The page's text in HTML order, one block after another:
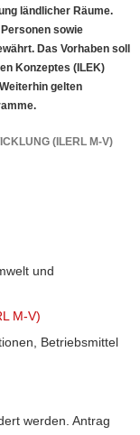
ländlicher Räume.
sowie
Das Vorhaben soll
Konzeptes (ILEK)
gelten
(ILERL M-V)
und
M-V)
Betriebsmittel
werden. Antrag